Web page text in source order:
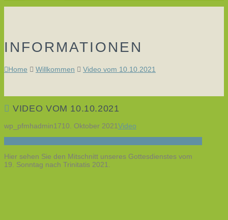
INFORMATIONEN
Home Willkommen Video vom 10.10.2021
VIDEO VOM 10.10.2021
wp_pfmhadmin1710. Oktober 2021Video
Hier sehen Sie den Mitschnitt unseres Gottesdienstes vom
19. Sonntag nach Trinitatis 2021.